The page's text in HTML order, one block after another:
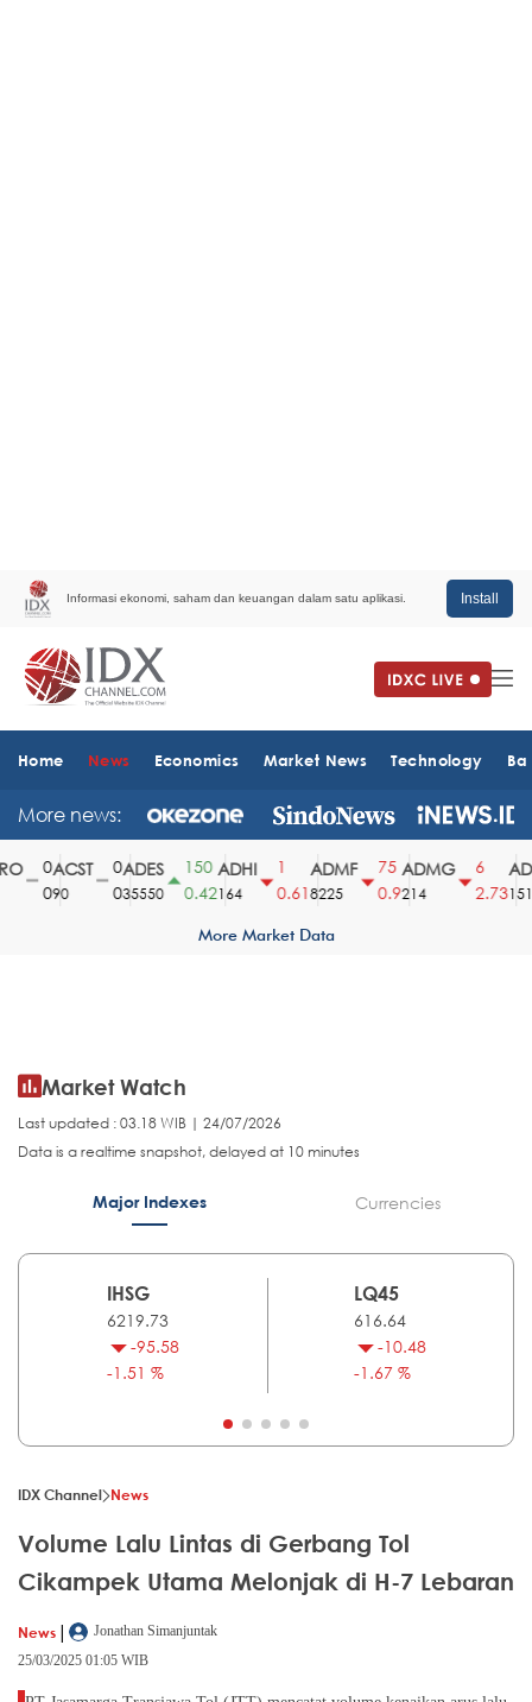
Informasi ekonomi, saham dan keuangan dalam satu aplikasi. Install
Home News Economics Market News Technology
More news:
ACST
90
ADES
35550
150
0.42
ADHI
164
0.61
ADMF
8225
75
0.9
ADMG
214
2.731510
More Market Data
Market Watch
Last updated : 03.18 WIB | 24/07/2026
Data is a realtime snapshot, delayed at 10 minutes
Major Indexes Currencies
IHSG
6219.73
-95.58
-1.51 %
LQ45
616.64
-10.48
-1.67 %
IDX Channel News
Volume Lalu Lintas di Gerbang Tol
Cikampek Utama Melonjak di H-7 Lebaran
News |
Jonathan Simanjuntak
25/03/2025 01:05 WIB